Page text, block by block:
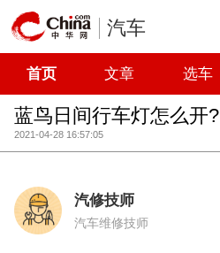
汽车
首页 文章 选车
蓝鸟日间行车灯怎么开?
2021-04-28 16:57:05
汽修技师
汽车维修技师